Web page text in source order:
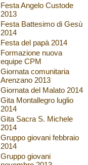
Festa Angelo Custode
2013
Festa Battesimo di Gesù
2014
Festa del papà 2014
Formazione nuova
equipe CPM
Giornata comunitaria
Arenzano 2013
Giornata del Malato 2014
Gita Montallegro luglio
2014
Gita Sacra S. Michele
2014
Gruppo giovani febbraio
2014
Gruppo giovani